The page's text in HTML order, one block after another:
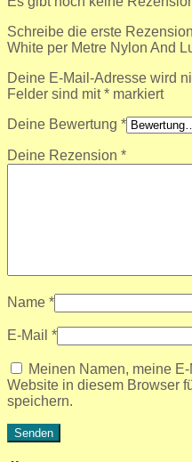
Schreibe die erste
White per Metre Nylon And
Deine E-Mail-Adresse wird
Felder sind mit* markiert
Deine Bewertung *
Deine Rezension *
Name *
E-Mail *
Meinen Namen, meine
Website in diesem Browser
speichern.